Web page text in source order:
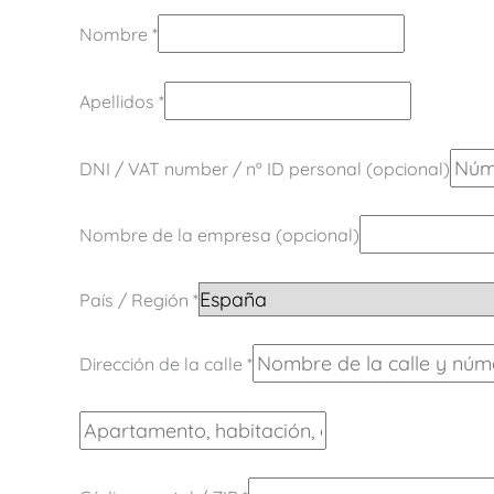
Nombre *
Apellidos *
DNI / VAT number / nº ID personal (opcional)
Nombre de la empresa (opcional)
País / Región *
Dirección de la calle *